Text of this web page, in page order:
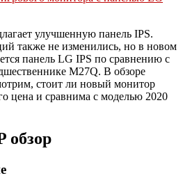
улучшенную панель IPS.
также не изменились, но в новом
панель LG IPS по сравнению с
M27Q. В обзоре
стоит ли новый монитор
цена и сравнима с моделью 2020
обзор